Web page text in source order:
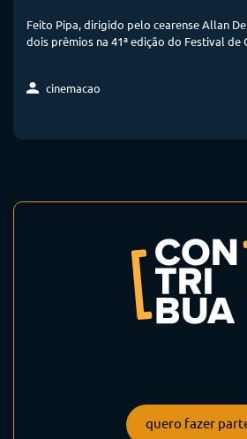
Feito Pipa, dirigido pelo cearense Allan
dois prêmios na 41ª edição do Festival de
cinemacao
quero fazer